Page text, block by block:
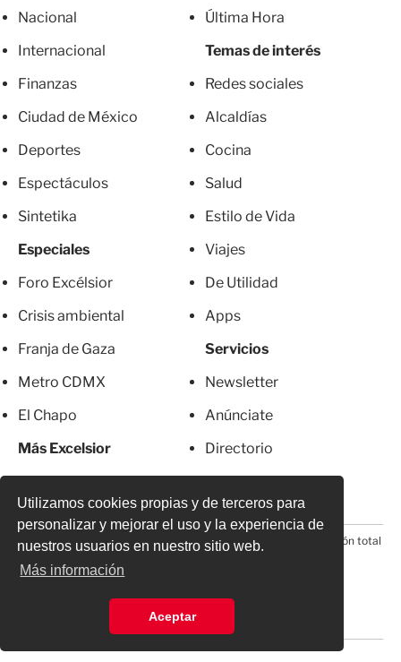
Utilizamos cookies propias y de terceros para
personalizar y mejorar el uso y la experiencia de
nuestros usuarios en nuestro sitio web.
Más información
Aceptar
Nacional
Internacional
Finanzas
Ciudad de México
Deportes
Espectáculos
Sintetika
Especiales
Foro Excélsior
Crisis ambiental
Franja de Gaza
Metro CDMX
El Chapo
Más Excelsior
Mujeres
Última Hora
Temas de interés
Redes sociales
Alcaldías
Cocina
Salud
Estilo de Vida
Viajes
De Utilidad
Apps
Servicios
Newsletter
Anúnciate
Directorio
Suscripciones
© 2026 Todos los derechos reservados. Prohibida la reproducción total
o parcial, incluyendo cualquier medio electrónico*